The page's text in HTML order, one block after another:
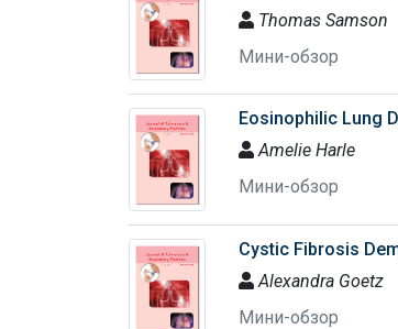
Thomas Samson
Мини-обзор
Eosinophilic Lung
Amelie Harle
Мини-обзор
Cystic Fibrosis
Alexandra Goetz
Мини-обзор